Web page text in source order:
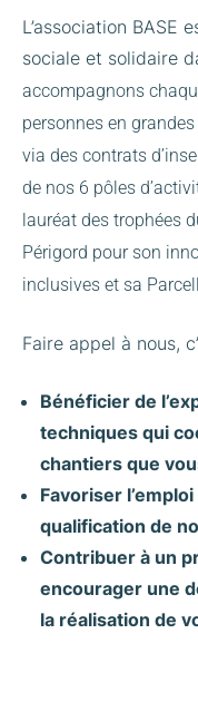
L’association BASE
sociale et solidaire
accompagnons
personnes en
via des contrats
de nos 6 pôles
lauréat des trophées
Périgord pour son
inclusives et sa
Faire appel à nous,
Bénéficier de
techniques qui
chantiers que
Favoriser
qualification de
Contribuer à un
encourager une
la réalisation de